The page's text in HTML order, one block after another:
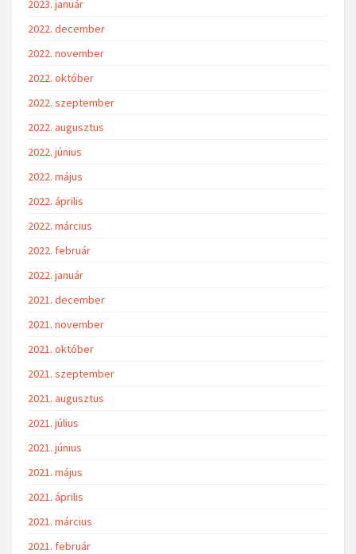
2023. január
2022. december
2022. november
2022. október
2022. szeptember
2022. augusztus
2022. június
2022. május
2022. április
2022. március
2022. február
2022. január
2021. december
2021. november
2021. október
2021. szeptember
2021. augusztus
2021. július
2021. június
2021. május
2021. április
2021. március
2021. február